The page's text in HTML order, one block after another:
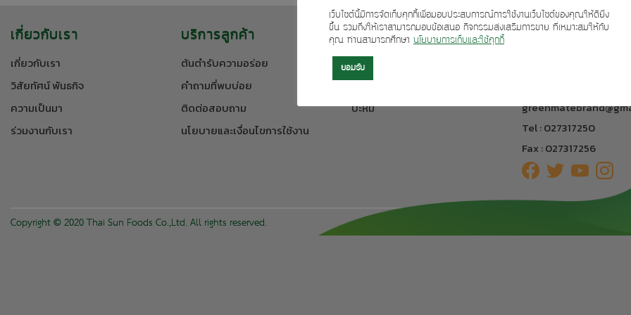
เกี่ยวกับเรา
เกี่ยวกับเรา
วิสัยทัศน์ พันธกิจ
ความเป็นมา
ร่วมงานกับเรา
บริการลูกค้า
ต้นตำรับความอร่อย
คำถามที่พบบ่อย
ติดต่อสอบถาม
นโยบายและเงื่อนไขการใช้งาน
ผลิตภัณฑ์ของเรา
เครื่องดื่ม
ขนมปังกรอบ
บะหมี่
ติดต่อเรา
Tel : 027317250
Fax : 027317256
Copyright © 2020 Thai Sun Foods Co.,Ltd. All rights reserved.
เว็บไซต์นี้มีการจัดเก็บคุกกี้เพื่อมอบประสบการณ์การใช้งานเว็บไซต์ของคุณให้ดียิ่ง
ขึ้น รวมถึงให้เราสามารถมอบข้อเสนอ กิจกรรมส่งเสริมการขาย ที่เหมาะสมให้กับ
คุณ ท่านสามารถศึกษา นโยบายการเก็บและใช้คุกกี้
ยอมรับ